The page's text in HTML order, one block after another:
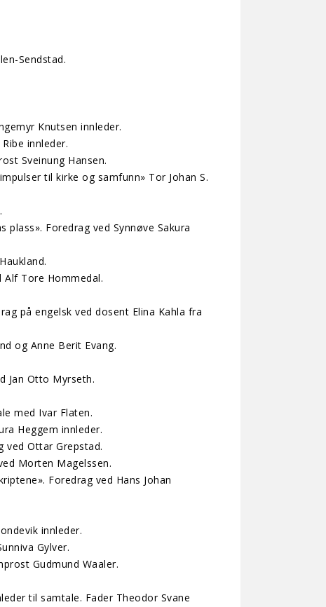
Sendstad.
Knutsen innleder.
innleder.
Sveinung Hansen.
til kirke og samfunn» Tor Johan S.
Foredrag ved Synnøve Sakura
Alf Tore Hommedal.
på engelsk ved dosent Elina Kahla fra
og Anne Berit Evang.
Jan Otto Myrseth.
med Ivar Flaten.
Heggem innleder.
ved Ottar Grepstad.
Morten Magelssen.
Foredrag ved Hans Johan
innleder.
Gylver.
Gudmund Waaler.
til samtale. Fader Theodor Svane